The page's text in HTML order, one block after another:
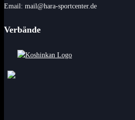
Email: mail@hara-sportcenter.de
Verbände